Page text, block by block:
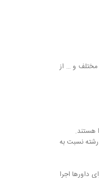
و … از
هستند.
این رشته نسبت به
داورها اجرا